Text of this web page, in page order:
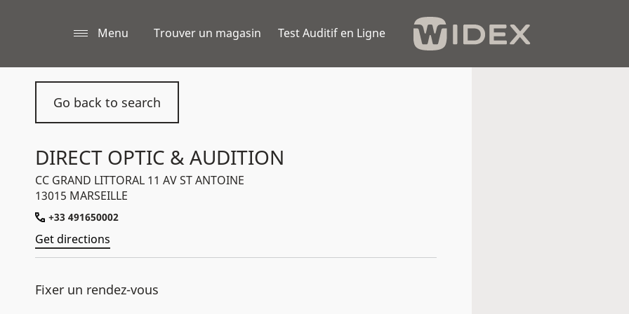
Menu Trouver un magasin Test Auditif en Ligne
Go back to search
DIRECT OPTIC & AUDITION
CC GRAND LITTORAL 11 AV ST ANTOINE
13015 MARSEILLE
+33 491650002
Get directions
Fixer un rendez-vous